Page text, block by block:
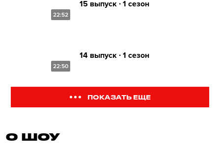
22:52
15 выпуск ∙ 1 сезон
22:50
14 выпуск ∙ 1 сезон
ПОКАЗАТЬ ЕЩЕ
О ШОУ